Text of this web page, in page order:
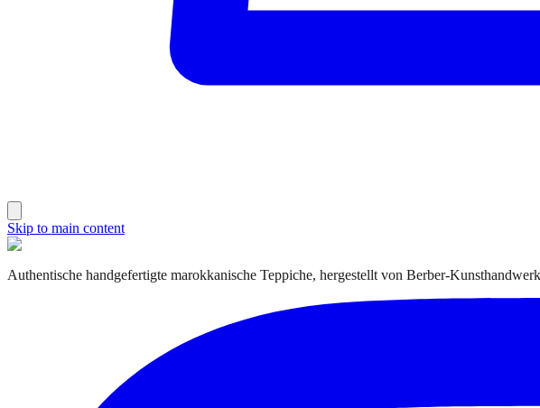
Skip to main content
Authentische handgefertigte marokkanische Teppiche, hergestellt von Berber-